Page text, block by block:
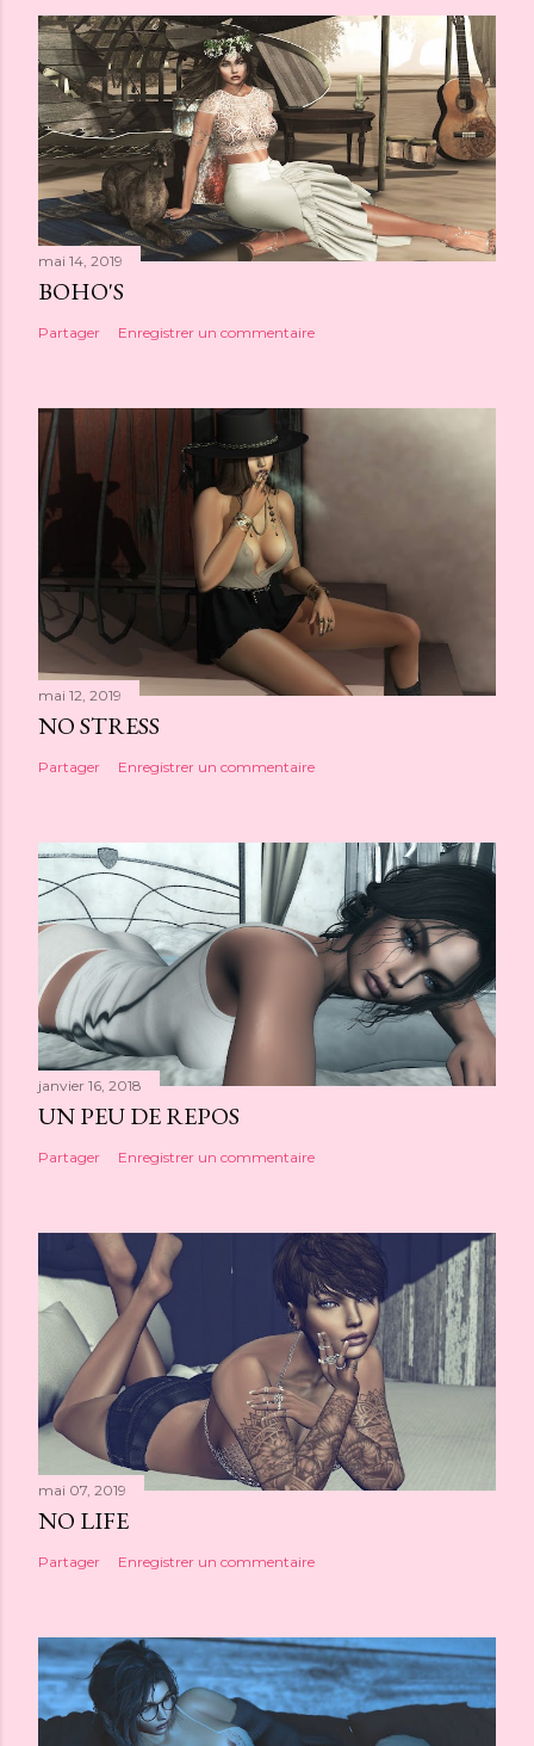
mai 14, 2019
BOHO'S
Partager Enregistrer un commentaire
mai 12, 2019
NO STRESS
Partager Enregistrer un commentaire
janvier 16, 2018
UN PEU DE REPOS
Partager Enregistrer un commentaire
mai 07, 2019
NO LIFE
Partager Enregistrer un commentaire